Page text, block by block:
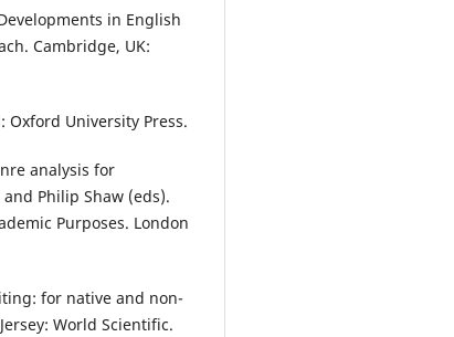
in English
Cambridge, UK:
Oxford University Press.
analysis for
Philip Shaw (eds).
Purposes. London
for native and non-
World Scientific.